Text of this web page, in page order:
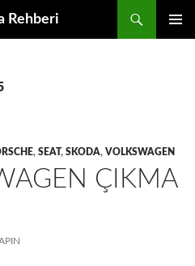
Rehberi
, SEAT, SKODA, VOLKSWAGEN
ÇIKMA